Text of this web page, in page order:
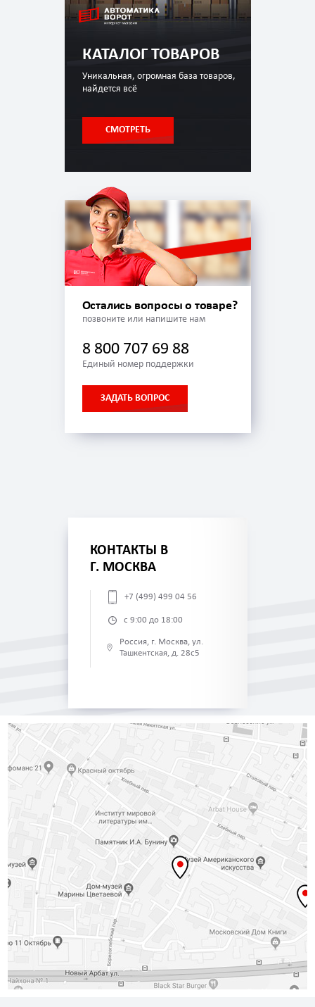
КАТАЛОГ ТОВАРОВ
Уникальная, огромная база товаров,
найдется всё
СМОТРЕТЬ
Остались вопросы о товаре?
позвоните или напишите нам
8 800 707 69 88
Единый номер поддержки
ЗАДАТЬ ВОПРОС
КОНТАКТЫ В
Г. МОСКВА
+7 (499) 499 04 56
с 9:00 до 18:00
Россия, г. Москва, ул.
Ташкентская, д. 28с5